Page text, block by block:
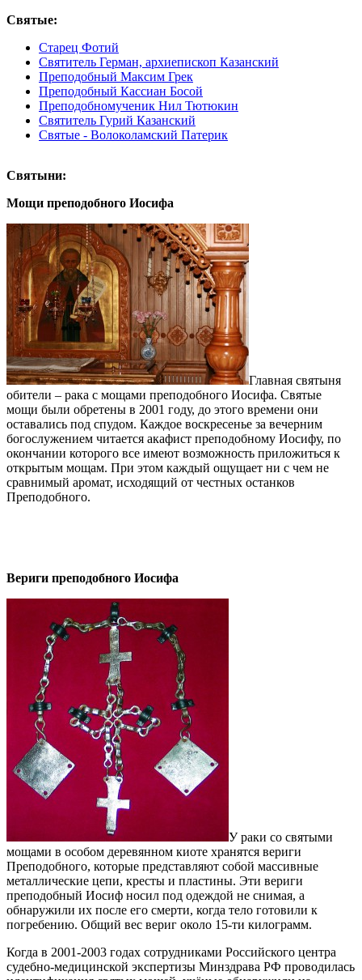
Святые:
Старец Фотий
Святитель Герман, архиепископ Казанский
Преподобный Максим Грек
Преподобный Кассиан Босой
Преподобномученик Нил Тютюкин
Святитель Гурий Казанский
Святые - Волоколамский Патерик
Святыни:
Мощи преподобного Иосифа
Главная святыня
обители – рака с мощами преподобного Иосифа. Святые
мощи были обретены в 2001 году, до этого времени они
оставались под спудом. Каждое воскресенье за вечерним
богослужением читается акафист преподобному Иосифу, по
окончании которого все имеют возможность приложиться к
открытым мощам. При этом каждый ощущает ни с чем не
сравнимый аромат, исходящий от честных останков
Преподобного.
Вериги преподобного Иосифа
У раки со святыми
мощами в особом деревянном киоте хранятся вериги
Преподобного, которые представляют собой массивные
металлические цепи, кресты и пластины. Эти вериги
преподобный Иосиф носил под одеждой не снимая, а
обнаружили их после его смерти, когда тело готовили к
погребению. Общий вес вериг около 15-ти килограмм.
Когда в 2001-2003 годах сотрудниками Российского центра
судебно-медицинской экспертизы Минздрава РФ проводилась